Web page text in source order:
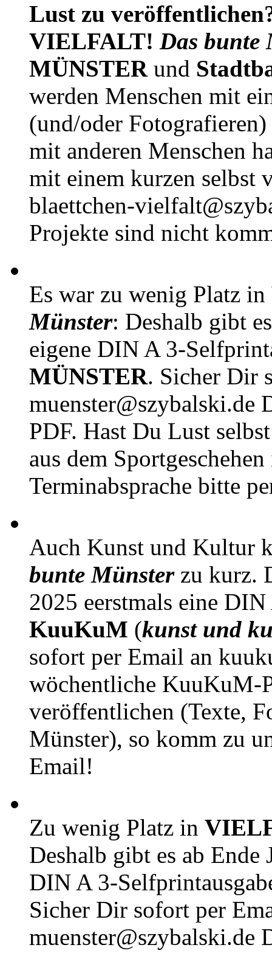
Lust zu
VIELFALT! Das bunte
MÜNSTERund
werden Menschen mit
(und/oder
mit anderen Menschen
mit einem kurzen selbst
blaettchen-
Projekte sind nicht
Es war zu wenig Platz in
Münster: Deshalb gibt
eigene DIN A 3-
MÜNSTER. Sicher Dir
muenster@szybalski.de
PDF. Hast Du Lust
aus dem
Terminabsprache bitte
Auch Kunst und Kultur
bunte Münsterzu kurz.
2025 eerstmals eine
KuuKuM (kunst und
sofort per Email an
wöchentliche KuuKuM-
veröffentlichen (Texte,
Münster), so komm zu
Email!
Zu wenig Platz in
Deshalb gibt es ab Ende
DIN A 3-
Sicher Dir sofort per
muenster@szybalski.de